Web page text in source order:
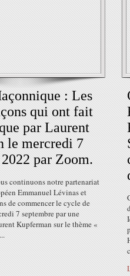
: Les
qui ont fait
par Laurent
le mercredi 7
par Zoom.
continuons notre partenariat
Emmanuel Lévinas et
de commencer le cycle de
7 septembre par une
Kupferman sur le thème «